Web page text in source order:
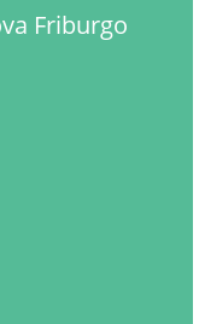
Friburgo